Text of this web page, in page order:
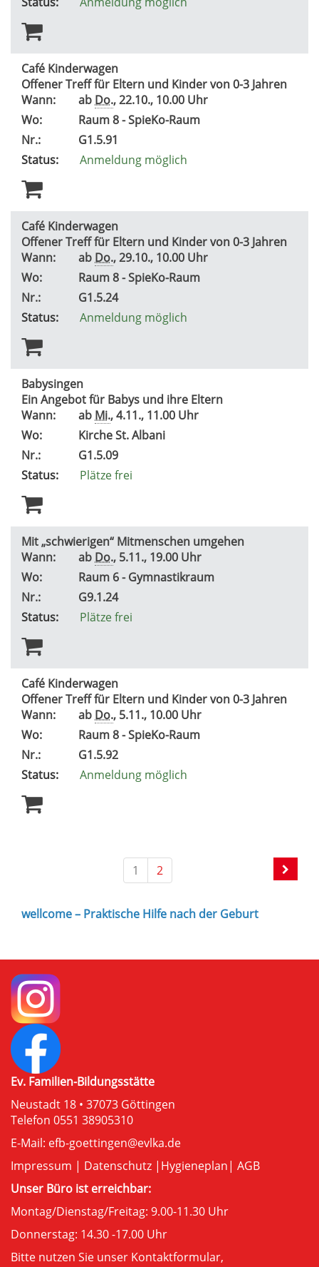
Café Kinderwagen
Offener Treff für Eltern und Kinder von 0-3 Jahren
Wann:
ab Do., 22.10., 10.00 Uhr
Wo:
Raum 8 - SpieKo-Raum
Nr.:
G1.5.91
Status:
Anmeldung möglich
Café Kinderwagen
Offener Treff für Eltern und Kinder von 0-3 Jahren
Wann:
ab Do., 29.10., 10.00 Uhr
Wo:
Raum 8 - SpieKo-Raum
Nr.:
G1.5.24
Status:
Anmeldung möglich
Babysingen
Ein Angebot für Babys und ihre Eltern
Wann:
ab Mi., 4.11., 11.00 Uhr
Wo:
Kirche St. Albani
Nr.:
G1.5.09
Status:
Plätze frei
Mit „schwierigen“ Mitmenschen umgehen
Wann:
ab Do., 5.11., 19.00 Uhr
Wo:
Raum 6 - Gymnastikraum
Nr.:
G9.1.24
Status:
Plätze frei
Café Kinderwagen
Offener Treff für Eltern und Kinder von 0-3 Jahren
Wann:
ab Do., 5.11., 10.00 Uhr
Wo:
Raum 8 - SpieKo-Raum
Nr.:
G1.5.92
Status:
Anmeldung möglich
1 2
wellcome – Praktische Hilfe nach der Geburt
Ev. Familien-Bildungsstätte
Neustadt 18 • 37073 Göttingen
Telefon 0551 38905310
E-Mail: efb-goettingen@evlka.de
Impressum | Datenschutz | Hygieneplan| AGB
Unser Büro ist erreichbar:
Montag/Dienstag/Freitag: 9.00-11.30 Uhr
Donnerstag: 14.30 -17.00 Uhr
Bitte nutzen Sie unser Kontaktformular,